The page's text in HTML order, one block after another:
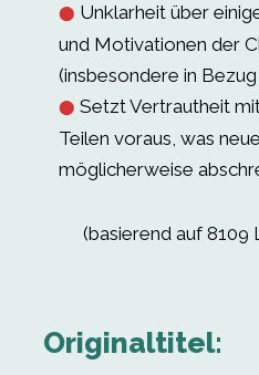
⬤ Unklarheit über
und Motivationen der
(insbesondere in
⬤ Setzt Vertrautheit
Teilen voraus, was
möglicherweise
(basierend auf
Originaltitel: